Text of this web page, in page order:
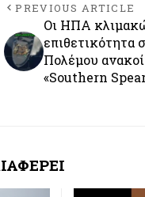
PREVIOUS ARTICLE
Οι ΗΠΑ
επιθετικότητα
Πολέμου
«Southern